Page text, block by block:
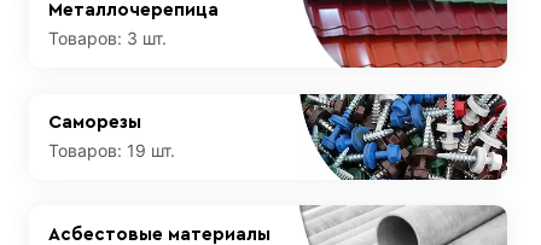
Металлочерепица
Товаров: 3 шт.
Саморезы
Товаров: 19 шт.
Асбестовые материалы